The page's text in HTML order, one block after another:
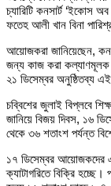
চ্যারিটি কনসার্ট ‘ইকোস
ফতেহ আলী খান বিনা
আয়োজকরা জানিয়েছেন,
জন্য কাজ করা কল্যাণমূলক
২১ ডিসেম্বর অনুষ্ঠিতব্য এই
চব্বিশের জুলাই বিপ্লবে
জানিয়ে বিজয় দিবস, ১৬
থেকে ৩৬ শতাংশ পর্যন্ত
১৭ ডিসেম্বর আয়োজকদের
ক্যাটাগরিতে বিক্রি হচ্ছে।